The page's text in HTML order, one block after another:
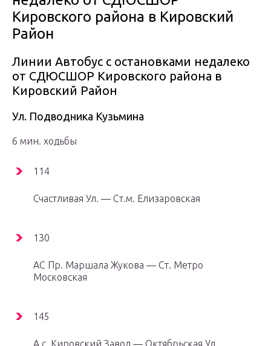
Кировского района в Кировский
Район
Линии Автобус с остановками недалеко
от СДЮСШОР Кировского района в
Кировский Район
Ул. Подводника Кузьмина
6 мин. ходьбы
114
Счастливая Ул. — Ст.м. Елизаровская
130
АС Пр. Маршала Жукова — Ст. Метро
Московская
145
А.с. Кировский Завод — Октябрьская Ул.